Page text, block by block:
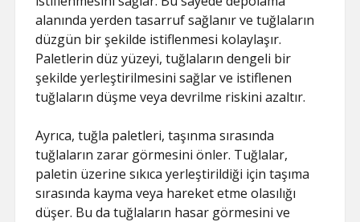
alanında yerden tasarruf sağlanır ve tuğlaların
düzgün bir şekilde istiflenmesi kolaylaşır.
Paletlerin düz yüzeyi, tuğlaların dengeli bir
şekilde yerleştirilmesini sağlar ve istiflenen
tuğlaların düşme veya devrilme riskini azaltır.
Ayrıca, tuğla paletleri, taşınma sırasında
tuğlaların zarar görmesini önler. Tuğlalar,
paletin üzerine sıkıca yerleştirildiği için taşıma
sırasında kayma veya hareket etme olasılığı
düşer. Bu da tuğlaların hasar görmesini ve